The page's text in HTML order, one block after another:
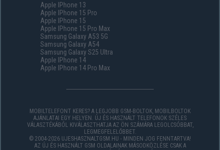
Apple IPhone 13
Apple IPhone 15 Pro
Apple IPhone 15
Apple IPhone 15 Pro Max
Samsung Galaxy A53 5G
Samsung Galaxy A54
Samsung Galaxy S25 Ultra
Apple IPhone 14
Apple IPhone 14 Pro Max
MOBILTELEFONT KERES? A LEGJOBB GSM-BOLTOK, MOBILBOLTOK
AJÁNLATAI EGY HELYEN. ÚJ ÉS HASZNÁLT TELEFONOK SZÉLES
VÁLASZTÉKÁBÓL KIVÁLASZTHATJA AZ ÖN SZÁMÁRA LEGOLCSÓBBAT,
LEGMEGFELELŐBBET.
© 2004-2026 UJESHASZNALTGSM.HU - MINDEN JOG FENNTARTVA!
AZ ÚJ ÉS HASZNÁLT GSM OLDALAINAK MÁSODKÖZLÉSE CSAK A